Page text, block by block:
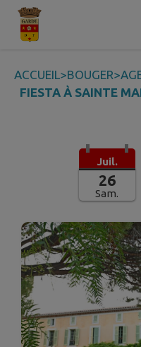
Contenu
ACCUEIL>BOUGER>
FIESTA À SAINTE
Juil.
26
Sam.